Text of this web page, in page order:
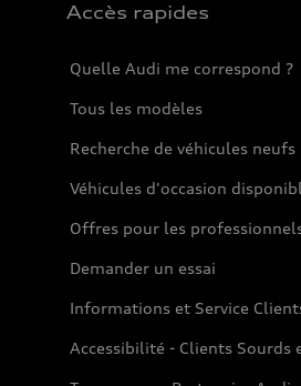
Accès rapides
Quelle Audi me correspond ?
Tous les modèles
Recherche de véhicules neufs
Véhicules d'occasion
Offres pour les
Demander un essai
Informations et Service
Accessibilité - Clients Sourds